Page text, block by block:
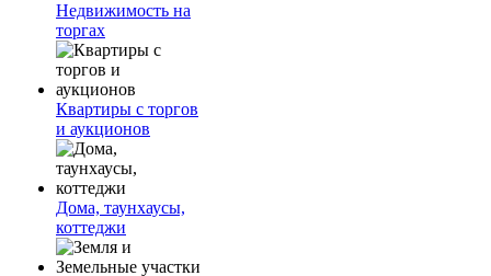
Недвижимость на
торгах
Квартиры с торгов
и аукционов
Дома, таунхаусы,
коттеджи